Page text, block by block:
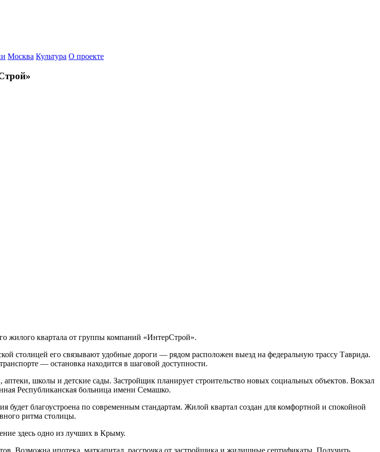
Москва Культура О проекте
жилого квартала от группы компаний «ИнтерСтрой».
столицей его связывают удобные дороги — рядом расположен выезд на федеральную трассу Таврида.
— остановка находится в шаговой доступности.
школы и детские сады. Застройщик планирует строительство новых социальных объектов. Вокзал
Республиканская больница имени Семашко.
благоустроена по современным стандартам. Жилой квартал создан для комфортной и спокойной
ритма столицы.
здесь одно из лучших в Крыму.